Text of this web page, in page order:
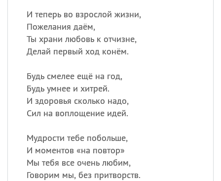
И теперь во взрослой жизни,
Пожелания даём,
Ты храни любовь к отчизне,
Делай первый ход конём.
Будь смелее ещё на год,
Будь умнее и хитрей.
И здоровья сколько надо,
Сил на воплощение идей.
Мудрости тебе побольше,
И моментов «на повтор»
Мы тебя все очень любим,
Говорим мы, без притворств.